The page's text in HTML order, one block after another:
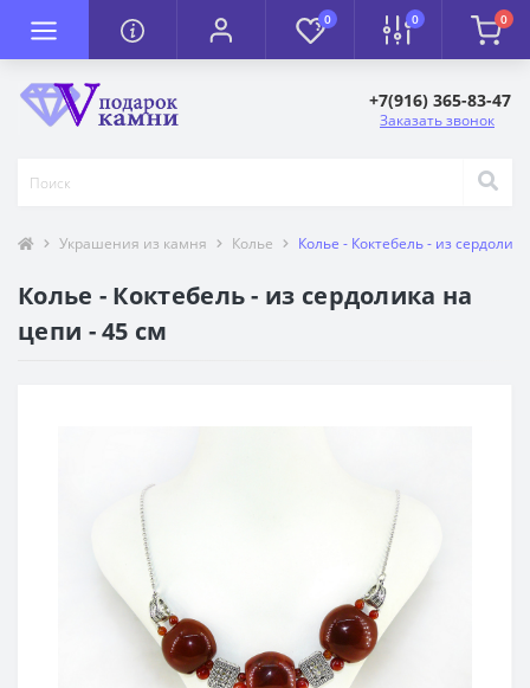
0 0 0
+7(916) 365-83-47
Заказать звонок
Украшения из камня Колье Колье - Коктебель - из
Колье - Коктебель - из сердолика на
цепи - 45 см